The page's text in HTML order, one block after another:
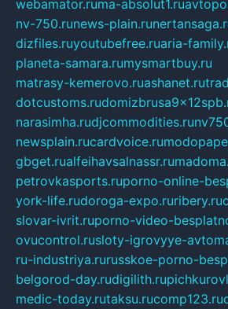
webamator.ruma-absolut1.ru
nv-750.runews-plain.ru
dizfiles.ruyoutubefree.ruaria-
planeta-samara.rumysmartbuy.ru
matrasy-kemerovo.ruashanet.ru
dotcustoms.ru
narasimha.rudjcommodities.ru
newsplain.rucardvoice.ru
gbget.rualfeihavsalnassr.ru
petrovkasports.ruporno-online-
york-life.rudoroga-expo.ruribery.ru
slovar-ivrit.ruporno-video-
ovucontrol.rusloty-igrovyye-
ru-industriya.rurusskoe-porno-
belgorod-day.rudigilith.ru
medic-today.rutaksu.rucomp123.ru